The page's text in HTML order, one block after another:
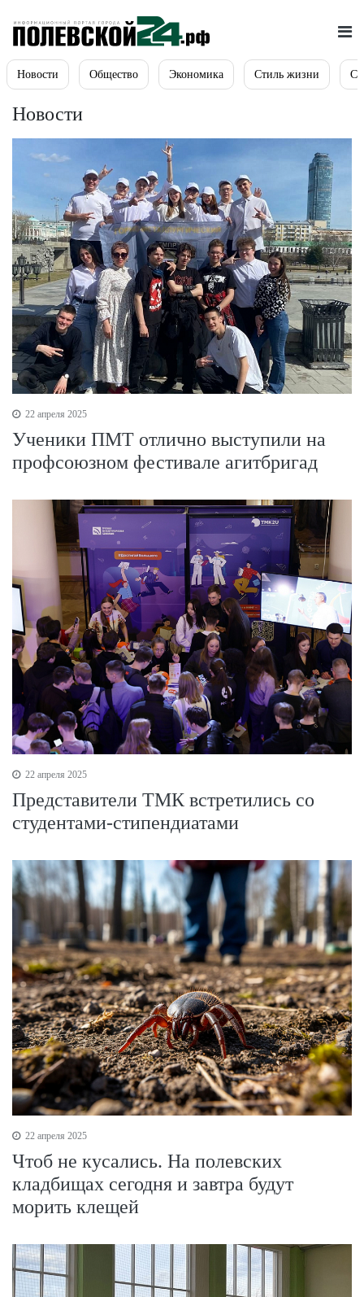
Новости Общество Экономика Стиль жизни
Новости
22 апреля 2025
Ученики ПМТ отлично выступили на
профсоюзном фестивале агитбригад
22 апреля 2025
Представители ТМК встретились со
студентами-стипендиатами
22 апреля 2025
Чтоб не кусались. На полевских
кладбищах сегодня и завтра будут
морить клещей